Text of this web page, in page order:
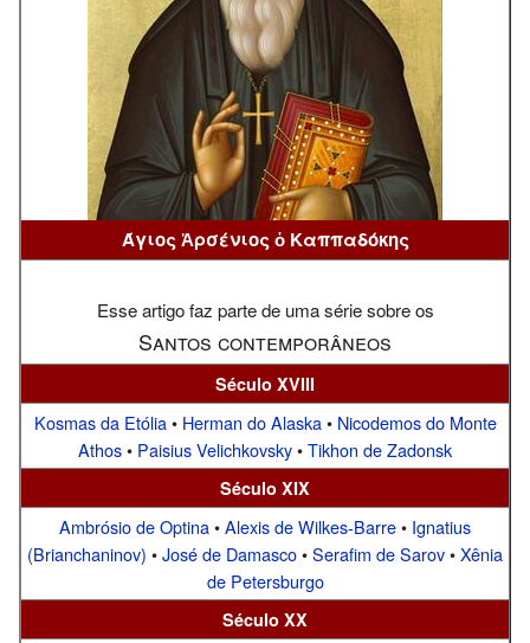
Άγιος Ἀρσένιος ὁ Καππαδόκης
Esse artigo faz parte de uma série sobre os
Santos contemporâneos
Século XVIII
Kosmas da Etólia• Herman do Alaska• Nicodemos do Monte
Athos• Paisius Velichkovsky•Tikhon de Zadonsk
Século XIX
Ambrósio de Optina•Alexis de Wilkes-Barre• Ignatius
(Brianchaninov) •José de Damasco•Serafim de Sarov•Xênia
de Petersburgo
Século XX